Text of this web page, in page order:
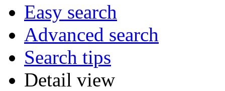
Easy search
Advanced search
Search tips
Detail view